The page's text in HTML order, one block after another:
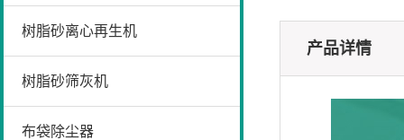
树脂砂离心再生机
树脂砂筛灰机
布袋除尘器
产品详情